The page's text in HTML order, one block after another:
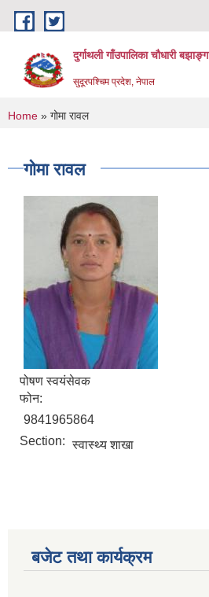
Skip to main content
दुर्गाथली गाँउपालिका चौधारी बझाङ्ग
सुदूरपश्चिम प्रदेश, नेपाल
You are here
Home » गोमा रावल
गोमा रावल
पोषण स्वयंसेवक
फोन:
9841965864
Section: स्वास्थ्य शाखा
बजेट तथा कार्यक्रम